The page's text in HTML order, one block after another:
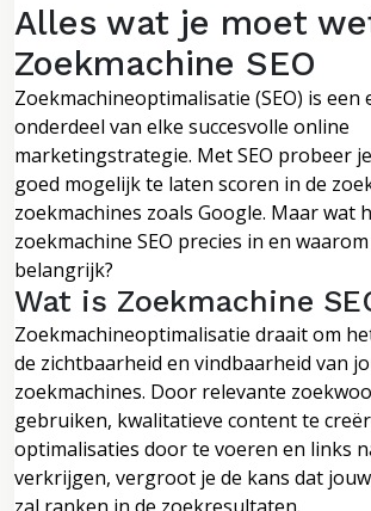
Alles wat je moet
Zoekmachine SEO
Zoekmachineoptimalisatie (SEO) is een
onderdeel van elke succesvolle online
marketingstrategie. Met SEO probeer
goed mogelijk te laten scoren in de
zoekmachines zoals Google. Maar wat
zoekmachine SEO precies in en
belangrijk?
Wat is Zoekmachine
Zoekmachineoptimalisatie draait om
de zichtbaarheid en vindbaarheid van
zoekmachines. Door relevante
gebruiken, kwalitatieve content te
optimalisaties door te voeren en links
verkrijgen, vergroot je de kans dat
zal ranken in de zoekresultaten.